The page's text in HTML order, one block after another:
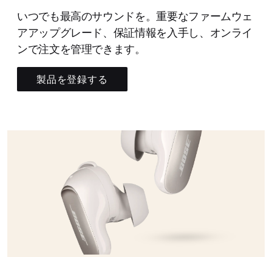
いつでも最高のサウンドを。重要なファームウェ
アアップグレード、保証情報を入手し、オンライ
ンで注文を管理できます。
製品を登録する